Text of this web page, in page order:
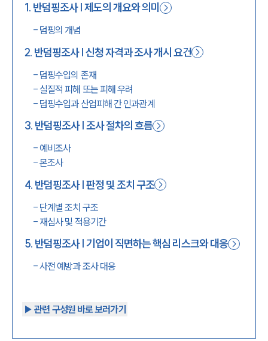
1. 반덤핑조사 | 제도의 개요와 의미
- 덤핑의 개념
2. 반덤핑조사 | 신청 자격과 조사 개시 요건
- 덤핑수입의 존재
-실질적 피해 또는 피해 우려
- 덤핑수입과 산업피해 간 인과관계
3. 반덤핑조사 | 조사 절차의 흐름
- 예비조사
-본조사
4. 반덤핑조사 | 판정 및 조치 구조
- 단계별 조치 구조
- 재심사 및 적용기간
5. 반덤핑조사 | 기업이 직면하는 핵심 리스크와 대응
-사전 예방과 조사 대응
▶︎ 관련 구성원 바로 보러가기